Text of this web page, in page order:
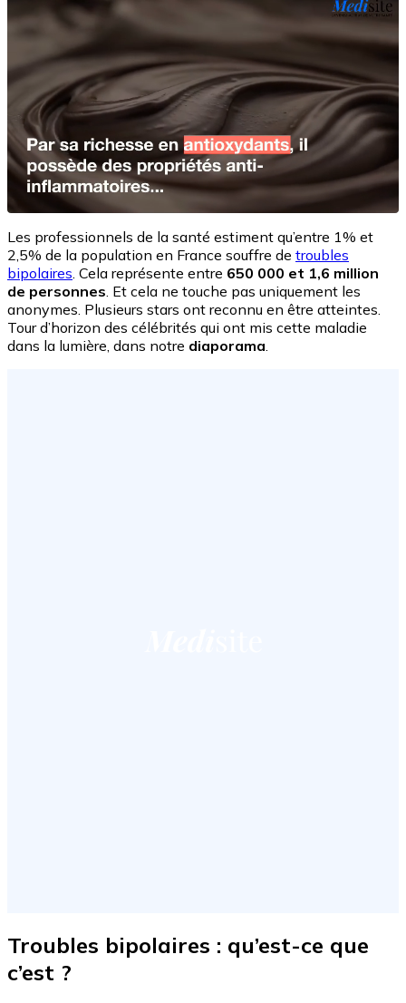
Les professionnels de la santé estiment qu’entre 1% et
2,5% de la population en France souffre de troubles
bipolaires. Cela représente entre 650 000 et 1,6 million
de personnes. Et cela ne touche pas uniquement les
anonymes. Plusieurs stars ont reconnu en être atteintes.
Tour d’horizon des célébrités qui ont mis cette maladie
dans la lumière, dans notre diaporama.
Troubles bipolaires : qu’est-ce que
c’est ?